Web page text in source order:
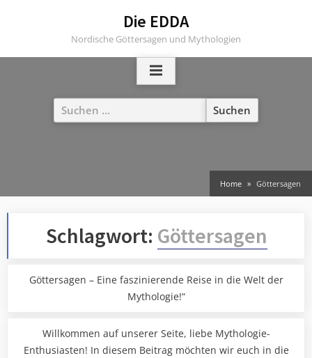
Die EDDA
Nordische Göttersagen und Mythologien
Suchen
nach:
Home Göttersagen
Schlagwort: Göttersagen
Göttersagen – Eine faszinierende Reise in die Welt der
Mythologie!“
Willkommen auf unserer Seite, liebe Mythologie-
Enthusiasten! In diesem Beitrag möchten wir euch in die